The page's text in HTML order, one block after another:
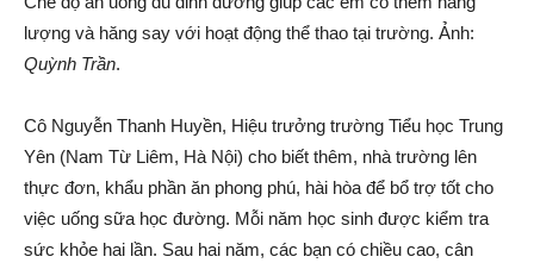
lượng và hăng say với hoạt động thể thao tại trường. Ảnh:
Quỳnh Trần.
Cô Nguyễn Thanh Huyền, Hiệu trưởng trường Tiểu học Trung
Yên (Nam Từ Liêm, Hà Nội) cho biết thêm, nhà trường lên
thực đơn, khẩu phần ăn phong phú, hài hòa để bổ trợ tốt cho
việc uống sữa học đường. Mỗi năm học sinh được kiểm tra
sức khỏe hai lần. Sau hai năm, các bạn có chiều cao, cân